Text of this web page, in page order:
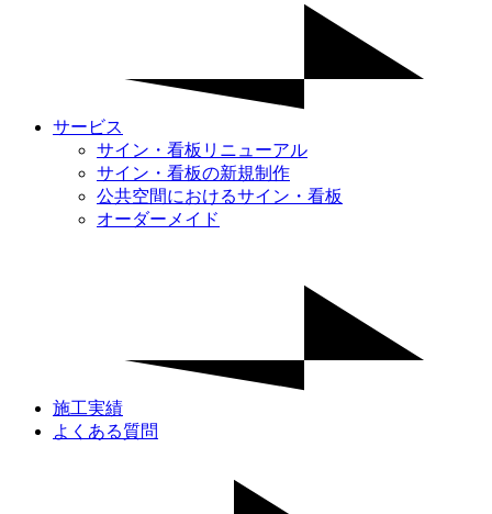
サービス
サイン・看板リニューアル
サイン・看板の新規制作
公共空間におけるサイン・看板
オーダーメイド
施工実績
よくある質問